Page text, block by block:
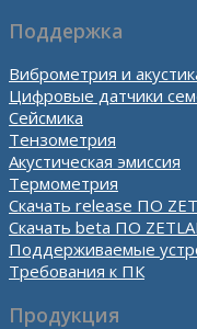
Поддержка
Виброметрия и
Цифровые датчики
Сейсмика
Тензометрия
Акустическая эмиссия
Термометрия
Скачать release ПО
Скачать beta ПО
Поддерживаемые
Требования к ПК
Продукция